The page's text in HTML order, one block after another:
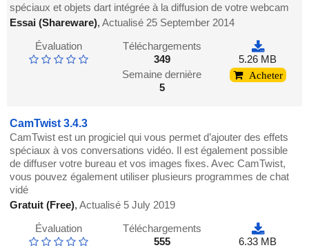
spéciaux et objets dart intégrée à la diffusion de votre webcam
Essai (Shareware),Actualisé 25 September 2014
Évaluation
Téléchargements
349
Semaine dernière
5
5.26 MB
Acheter
CamTwist 3.4.3
CamTwist est un progiciel qui vous permet d’ajouter des effets
spéciaux à vos conversations vidéo. Il est également possible
de diffuser votre bureau et vos images fixes. Avec CamTwist,
vous pouvez également utiliser plusieurs programmes de chat
vidé
Gratuit (Free),Actualisé 5 July 2019
Évaluation
Téléchargements
555
6.33 MB